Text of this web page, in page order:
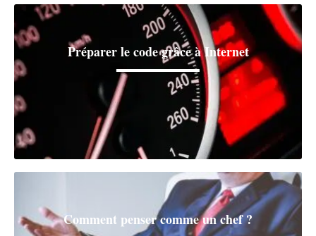
Préparer le code grâce à Internet
Comment penser comme un chef ?